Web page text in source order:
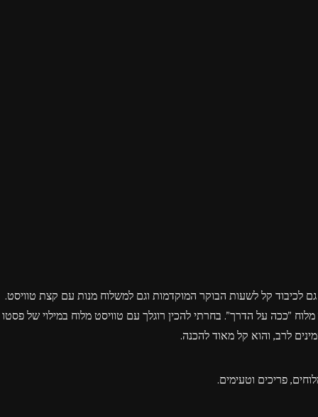
לכיבוד קל לשעות הבוקר המוקדמות וגם למשלוח מנות עם קצת טוויסט.
"ככה על הדרך". בחרתי להכין רוגלך עם טוויסט מלוח במילוי של פסטו
לרב, והוא קל מאוד להכנה.
פריכים וטעימים.